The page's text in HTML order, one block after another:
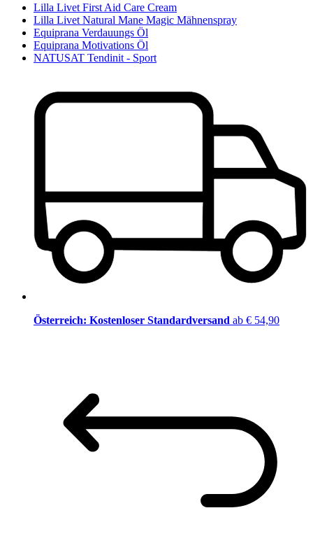
Lilla Livet First Aid Care Cream
Lilla Livet Natural Mane Magic Mähnenspray
Equiprana Verdauungs Öl
Equiprana Motivations Öl
NATUSAT Tendinit - Sport
Österreich: Kostenloser Standardversand ab € 54,90